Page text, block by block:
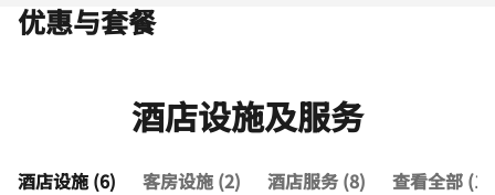
优惠与套餐
酒店设施及服务
酒店设施 (6) 客房设施 (2) 酒店服务 (8) 查看全部